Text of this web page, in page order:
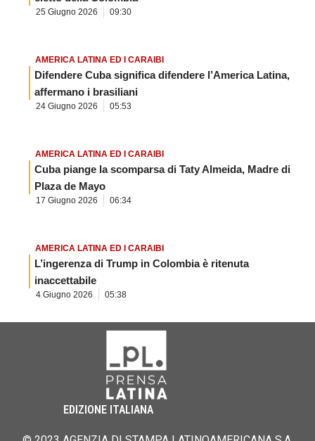
25 Giugno 2026 09:30
AMERICA LATINA ED I CARAIBI
Difendere Cuba significa difendere l’America Latina,
affermano i brasiliani
24 Giugno 2026 05:53
AMERICA LATINA ED I CARAIBI
Cuba piange la scomparsa di Taty Almeida, Madre di
Plaza de Mayo
17 Giugno 2026 06:34
AMERICA LATINA ED I CARAIBI
L’ingerenza di Trump in Colombia è ritenuta
inaccettabile
4 Giugno 2026 05:38
EDIZIONE ITALIANA